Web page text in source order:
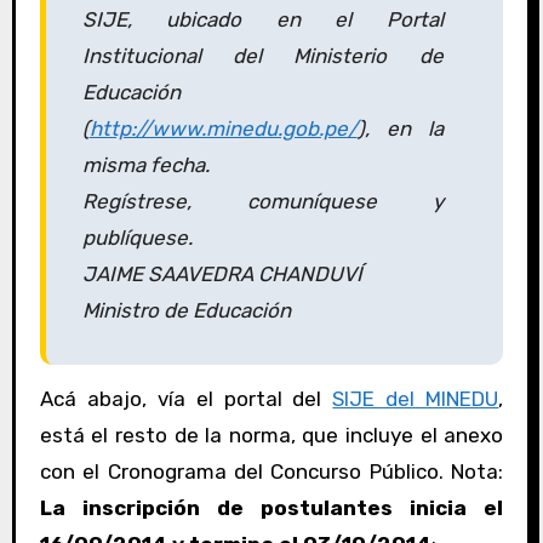
SIJE, ubicado en el Portal
Institucional del Ministerio de
Educación
(http://www.minedu.gob.pe/), en la
misma fecha.
Regístrese, comuníquese y
publíquese.
JAIME SAAVEDRA CHANDUVÍ
Ministro de Educación
Acá abajo, vía el portal delSIJE del MINEDU,
está el resto de la norma, que incluye el anexo
con el Cronograma del Concurso Público. Nota:
La inscripción de postulantes inicia el